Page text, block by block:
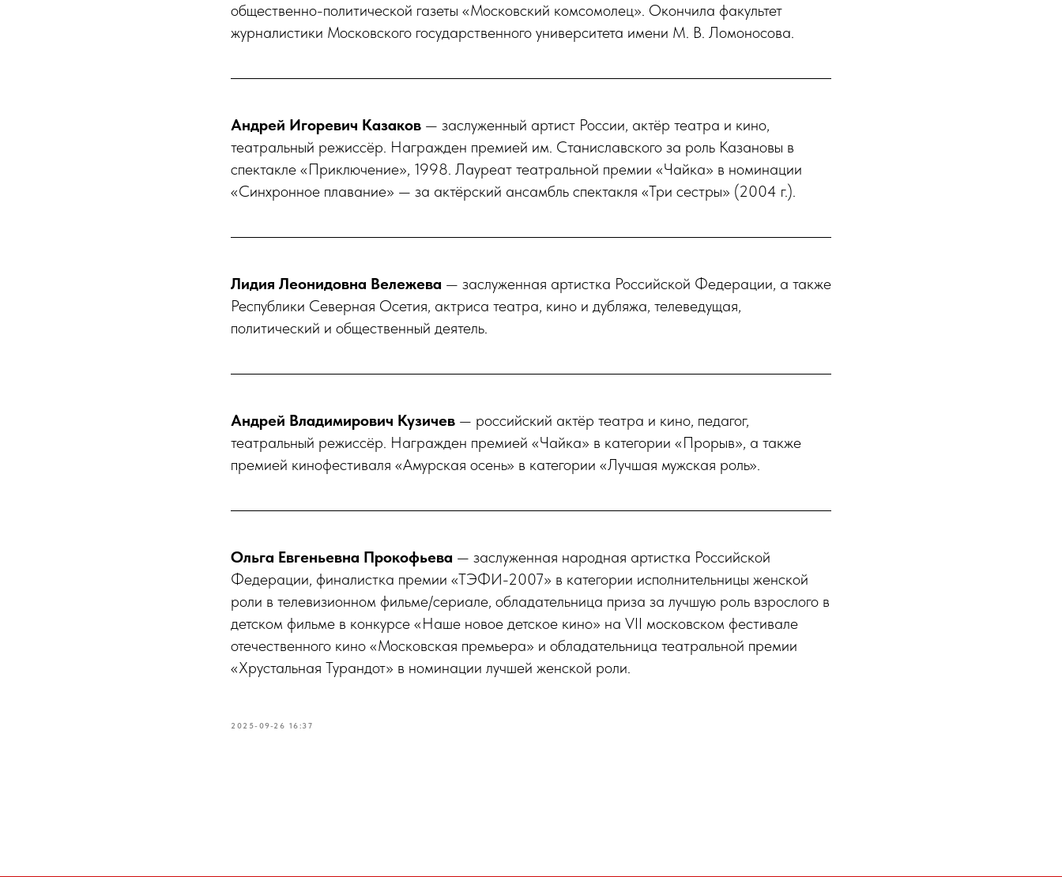
общественно-политической газеты «Московский комсомолец». Окончила факультет
журналистики Московского государственного университета имени М. В. Ломоносова.
Андрей Игоревич Казаков — заслуженный артист России, актёр театра и кино,
театральный режиссёр. Награжден премией им. Станиславского за роль Казановы в
спектакле «Приключение», 1998. Лауреат театральной премии «Чайка» в номинации
«Синхронное плавание» — за актёрский ансамбль спектакля «Три сестры» (2004 г.).
Лидия Леонидовна Вележева — заслуженная артистка Российской Федерации, а также
Республики Северная Осетия, актриса театра, кино и дубляжа, телеведущая,
политический и общественный деятель.
Андрей Владимирович Кузичев — российский актёр театра и кино, педагог,
театральный режиссёр. Награжден премией «Чайка» в категории «Прорыв», а также
премией кинофестиваля «Амурская осень» в категории «Лучшая мужская роль».
Ольга Евгеньевна Прокофьева — заслуженная народная артистка Российской
Федерации, финалистка премии «ТЭФИ-2007» в категории исполнительницы женской
роли в телевизионном фильме/сериале, обладательница приза за лучшую роль взрослого в
детском фильме в конкурсе «Наше новое детское кино» на VII московском фестивале
отечественного кино «Московская премьера» и обладательница театральной премии
«Хрустальная Турандот» в номинации лучшей женской роли.
2025-09-26 16:37